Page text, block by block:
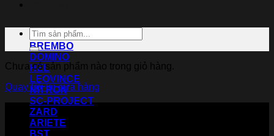
ACCOSSATO
BREMBO
DOMINO
HEL
LEOVINCE
NITRON
SC-PROJECT
ZARD
ARIETE
BST
Tìm
kiếm:
Chưa có sản phẩm nào trong giỏ hàng.
Quay trở lại cửa hàng